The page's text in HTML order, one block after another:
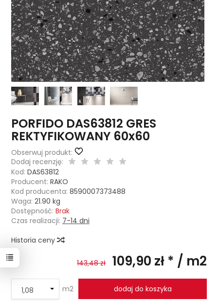
PORFIDO DAS63812 GRES
REKTYFIKOWANY 60x60
Obserwuj produkt:
Dodaj recenzję:
Kod: DAS63812
Producent: RAKO
Kod producenta: 8590007373488
Waga: 21.90 kg
Dostępność: Brak
Czas realizacji: 7-14 dni
Historia ceny
143,48 zł 109,90 zł * / m2
m2 dodaj do koszyka